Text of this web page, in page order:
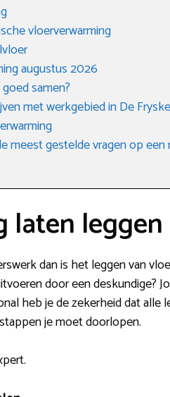
vloerverwarming
augustus 2026
samen?
met werkgebied in De
meest gestelde vragen op een
dan is het leggen van
door een deskundige?
heb je de zekerheid dat
je moet doorlopen.